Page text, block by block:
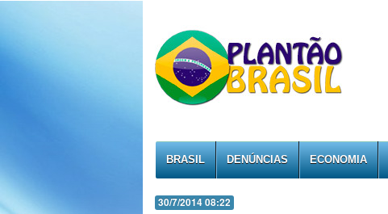
BRASIL DENÚNCIAS ECONOMIA
30/7/2014 08:22